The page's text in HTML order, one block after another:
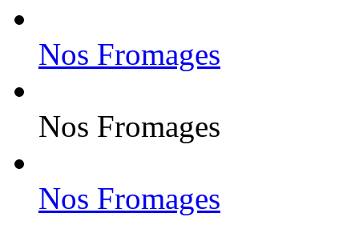
Nos Fromages
Nos Fromages
Nos Fromages